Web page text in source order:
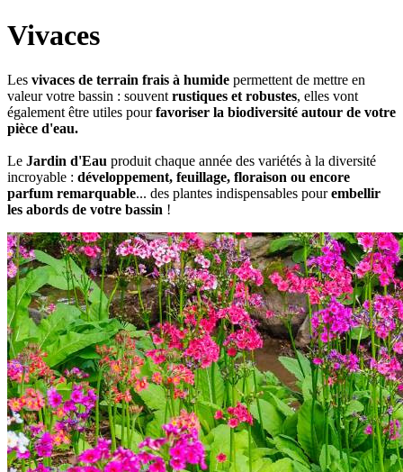
Vivaces
Les vivaces de terrain frais à humide permettent de mettre en
valeur votre bassin : souvent rustiques et robustes, elles vont
également être utiles pourfavoriser la biodiversité autour de votre
pièce d'eau.
Le Jardin d'Eau produit chaque année des variétés à la diversité
incroyable : développement, feuillage, floraison ou encore
parfum remarquable... des plantes indispensables pourembellir
les abords de votre bassin !